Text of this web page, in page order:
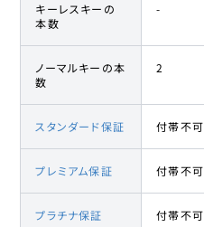
キーレスキーの
本数
-
ノーマルキーの本
数
2
スタンダード保証 付帯不可
プレミアム保証 付帯不可
プラチナ保証 付帯不可